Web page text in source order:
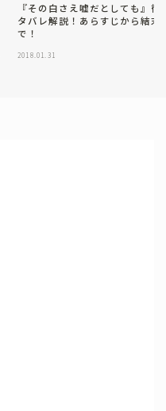
『その白さえ嘘だとしても』徹
タバレ解説！あらすじから結末
で！
2018.01.31